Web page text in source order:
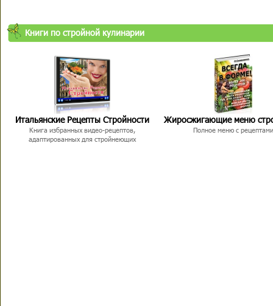
Книги по стройной кулинарии
Итальянские Рецепты Стройности
Книга избранных видео-рецептов,
адаптированных для стройнеющих
Жиросжигающие меню
Полное меню с рецептами